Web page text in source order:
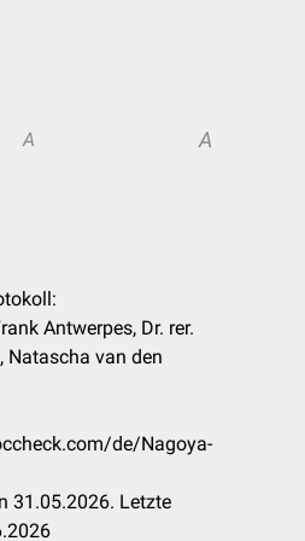
A A
Antwerpes, Dr. rer.
Natascha van den
de/Nagoya-
31.05.2026. Letzte